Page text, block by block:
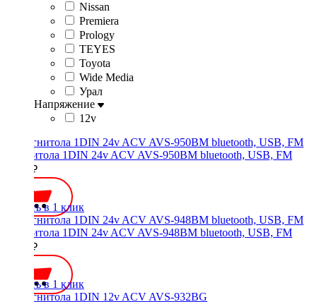
Nissan
Premiera
Prology
TEYES
Toyota
Wide Media
Урал
Напряжение
12v
Магнитола 1DIN 24v ACV AVS-950BM bluetooth, USB, FM
4000 ₽
Купить в 1 клик
Магнитола 1DIN 24v ACV AVS-948BM bluetooth, USB, FM
3700 ₽
Купить в 1 клик